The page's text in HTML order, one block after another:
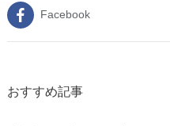
Facebook
おすすめ記事